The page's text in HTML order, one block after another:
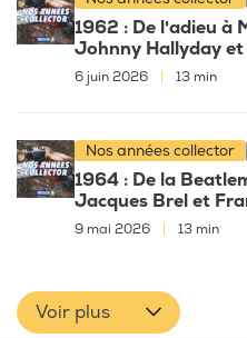
1962 : De l'adieu à
Johnny Hallyday
6 juin 2026 | 13 min
Nos années collector
1964 : De la
Jacques Brel et
9 mai 2026 13 min
Voir plus